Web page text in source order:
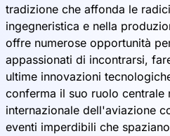
tradizione che affonda le
ingegneristica e nella
offre numerose opportunità
appassionati di incontrarsi,
ultime innovazioni
conferma il suo ruolo centrale
internazionale dell'aviazione
eventi imperdibili che